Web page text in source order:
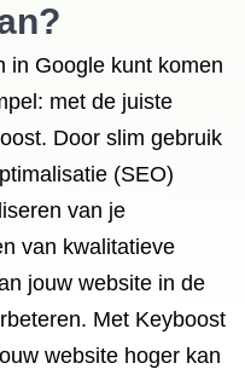
in Google kunt komen
met de juiste
Door slim gebruik
(SEO)
van je
van kwalitatieve
jouw website in de
Met Keyboost
website hoger kan